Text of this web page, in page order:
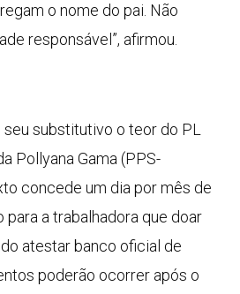
o nome do pai. Não
responsável”, afirmou.
substitutivo o teor do PL
Pollyana Gama (PPS-
concede um dia por mês de
para a trabalhadora que doar
atestar banco oficial de
poderão ocorrer após o